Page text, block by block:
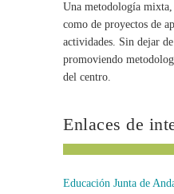
Una metodología
como de proyectos de
actividades. Sin dejar
promoviendo
del centro.
Enlaces de
Educación Junta de